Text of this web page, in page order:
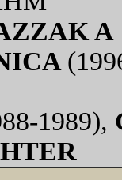
A
1989),